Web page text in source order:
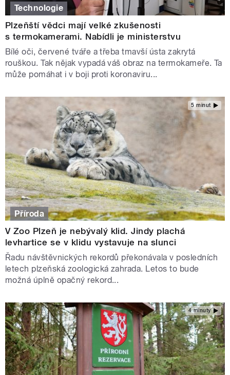
Technologie
Plzeňští vědci mají velké zkušenosti
s termokamerami. Nabídli je ministerstvu
Bílé oči, červené tváře a třeba tmavší ústa zakrytá
rouškou. Tak nějak vypadá váš obraz na termokameře. Ta
může pomáhat i v boji proti koronaviru...
5 minut
Příroda
V Zoo Plzeň je nebývalý klid. Jindy plachá
levhartice se v klidu vystavuje na slunci
Řadu návštěvnických rekordů překonávala v posledních
letech plzeňská zoologická zahrada. Letos to bude
možná úplně opačný rekord...
4 minuty